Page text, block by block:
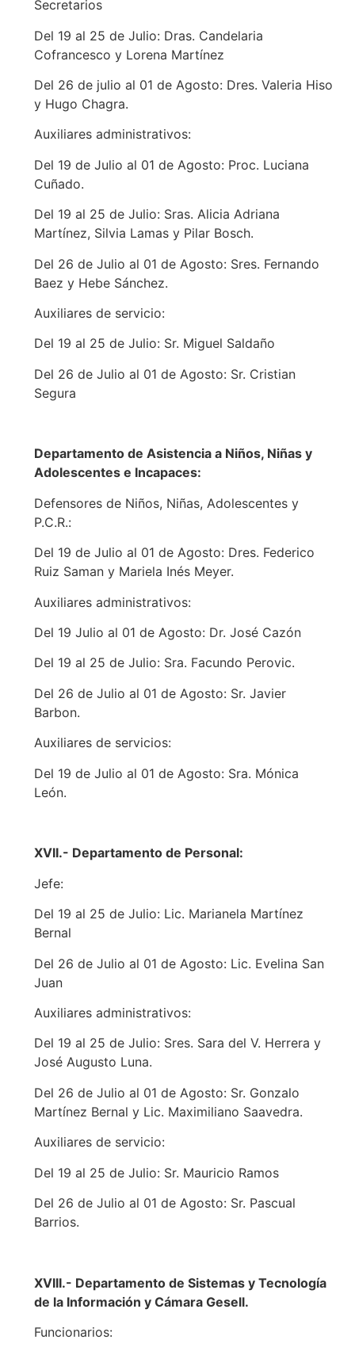
Secretarios
Del 19 al 25 de Julio: Dras. Candelaria
Cofrancesco y Lorena Martínez
Del 26 de julio al 01 de Agosto: Dres. Valeria Hiso
y Hugo Chagra.
Auxiliares administrativos:
Del 19 de Julio al 01 de Agosto: Proc. Luciana
Cuñado.
Del 19 al 25 de Julio: Sras. Alicia Adriana
Martínez, Silvia Lamas y Pilar Bosch.
Del 26 de Julio al 01 de Agosto: Sres. Fernando
Baez y Hebe Sánchez.
Auxiliares de servicio:
Del 19 al 25 de Julio: Sr. Miguel Saldaño
Del 26 de Julio al 01 de Agosto: Sr. Cristian
Segura
Departamento de Asistencia a Niños, Niñas y
Adolescentes e Incapaces:
Defensores de Niños, Niñas, Adolescentes y
P.C.R.:
Del 19 de Julio al 01 de Agosto: Dres. Federico
Ruiz Saman y Mariela Inés Meyer.
Auxiliares administrativos:
Del 19 Julio al 01 de Agosto: Dr. José Cazón
Del 19 al 25 de Julio: Sra. Facundo Perovic.
Del 26 de Julio al 01 de Agosto: Sr. Javier
Barbon.
Auxiliares de servicios:
Del 19 de Julio al 01 de Agosto: Sra. Mónica
León.
XVII.- Departamento de Personal:
Jefe:
Del 19 al 25 de Julio: Lic. Marianela Martínez
Bernal
Del 26 de Julio al 01 de Agosto: Lic. Evelina San
Juan
Auxiliares administrativos:
Del 19 al 25 de Julio: Sres. Sara del V. Herrera y
José Augusto Luna.
Del 26 de Julio al 01 de Agosto: Sr. Gonzalo
Martínez Bernal y Lic. Maximiliano Saavedra.
Auxiliares de servicio:
Del 19 al 25 de Julio: Sr. Mauricio Ramos
Del 26 de Julio al 01 de Agosto: Sr. Pascual
Barrios.
XVIII.- Departamento de Sistemas y Tecnología
de la Información y Cámara Gesell.
Funcionarios: